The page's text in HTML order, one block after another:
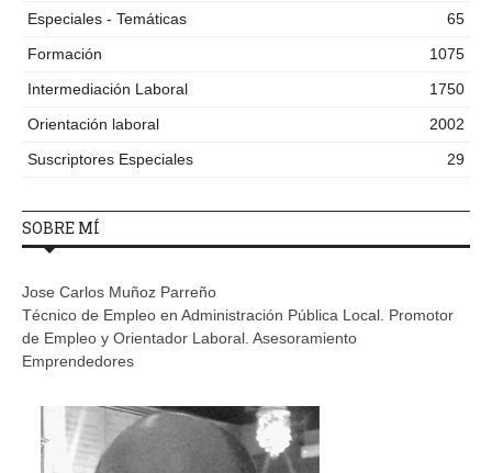
Especiales - Temáticas
65
Formación
1075
Intermediación Laboral
1750
Orientación laboral
2002
Suscriptores Especiales
29
SOBRE MÍ
Jose Carlos Muñoz Parreño
Técnico de Empleo en Administración Pública Local. Promotor
de Empleo y Orientador Laboral. Asesoramiento
Emprendedores